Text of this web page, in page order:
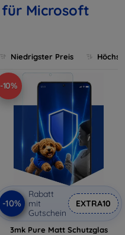
Microsoft
Niedrigster Preis
-10%
-10%
Rabatt
mit
Gutschein
EXTRA10
3mk Pure Matt Schutzglas